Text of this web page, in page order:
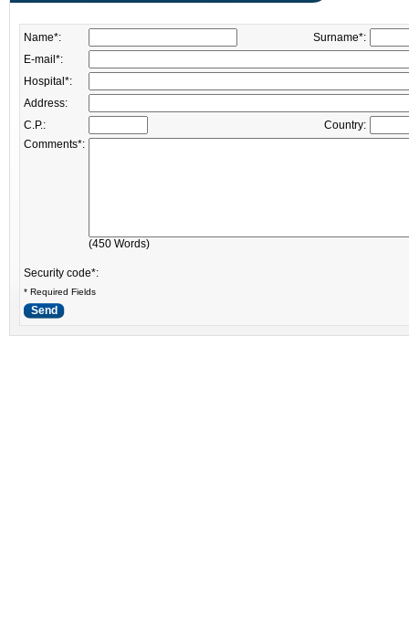
Name*:
Surname*:
E-mail*:
Hospital*:
Address:
C.P.:
Country:
Comments*:
(450 Words)
Security code*:
* Required Fields
Send